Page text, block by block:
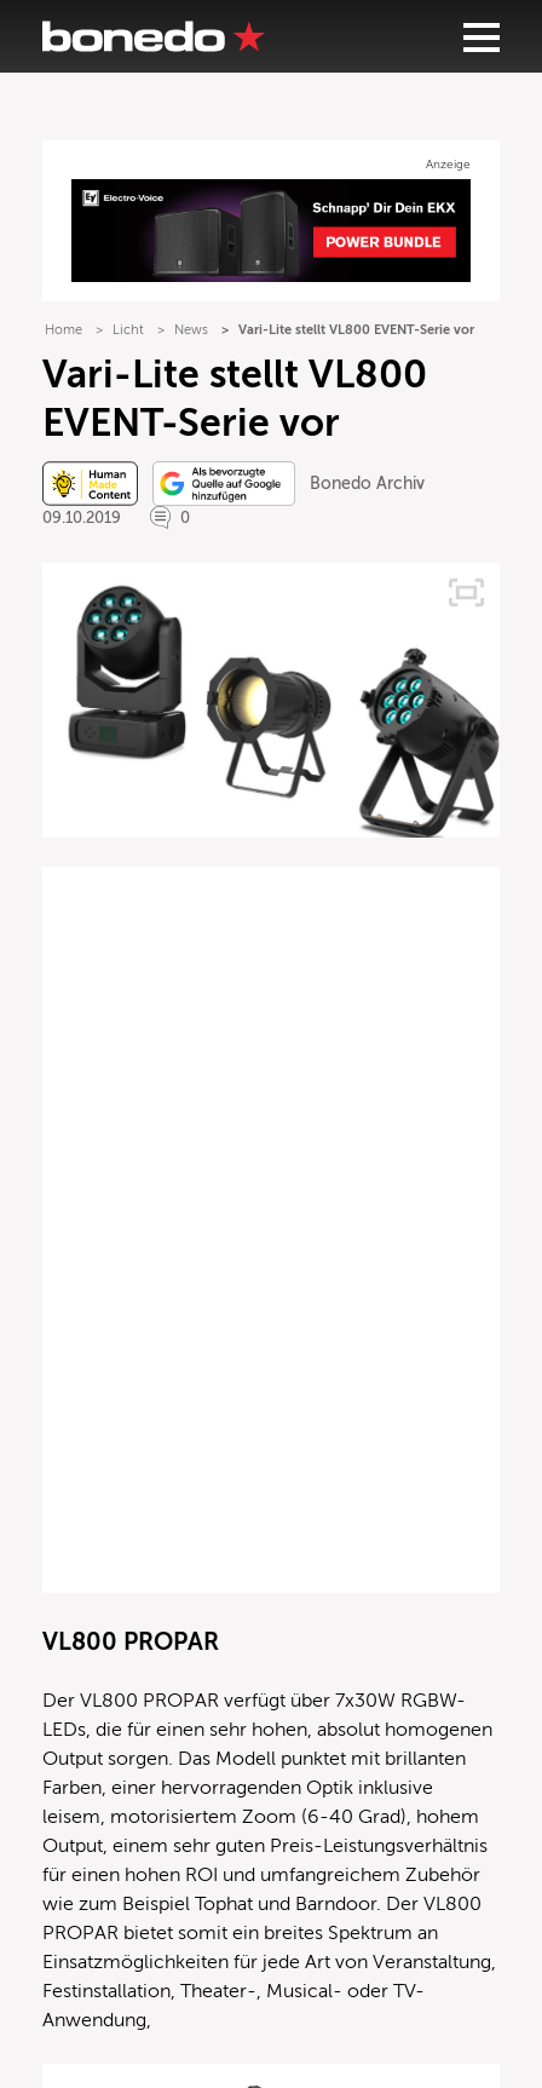
Anzeige
Home Licht News Vari-Lite stellt VL800 EVENT-Serie vor
Vari-Lite stellt VL800
EVENT-Serie vor
Bonedo Archiv
09.10.2019
0
VL800 PROPAR
Der VL800 PROPAR verfügt über 7x30W RGBW-
LEDs, die für einen sehr hohen, absolut homogenen
Output sorgen. Das Modell punktet mit brillanten
Farben, einer hervorragenden Optik inklusive
leisem, motorisiertem Zoom (6-40 Grad), hohem
Output, einem sehr guten Preis-Leistungsverhältnis
für einen hohen ROI und umfangreichem Zubehör
wie zum Beispiel Tophat und Barndoor. Der VL800
PROPAR bietet somit ein breites Spektrum an
Einsatzmöglichkeiten für jede Art von Veranstaltung,
Festinstallation, Theater-, Musical- oder TV-
Anwendung,